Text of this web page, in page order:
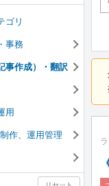
ゴリ
事務
事作成）・翻訳
用
作、運用管理